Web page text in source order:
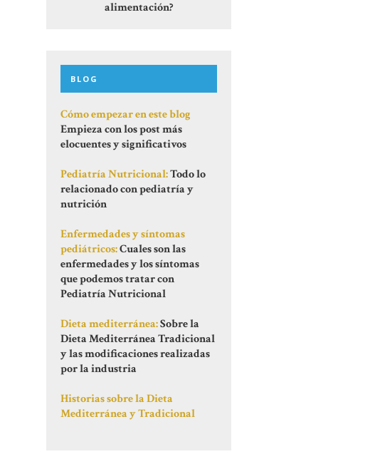
alimentación?
BLOG
Cómo empezar en este blog
Empieza con los post más
elocuentes y significativos
Pediatría Nutricional:Todo lo
relacionado con pediatría y
nutrición
Enfermedades y síntomas
pediátricos:Cuales son las
enfermedades y los síntomas
que podemos tratar con
Pediatría Nutricional
Dieta mediterránea:Sobre la
Dieta Mediterránea Tradicional
y las modificaciones realizadas
por la industria
Historias sobre la Dieta
Mediterránea y Tradicional